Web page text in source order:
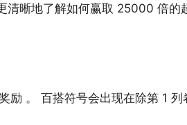
清晰地了解如何赢取 25000 倍的
励 。 百搭符号会出现在除第 1 列